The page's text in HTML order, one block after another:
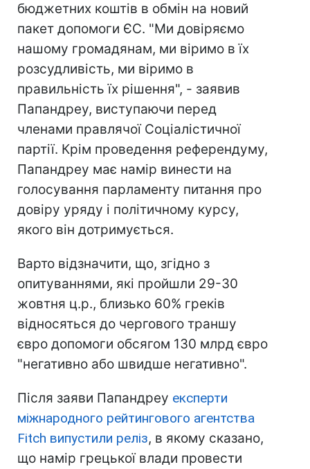
бюджетних коштів в обмін на новий
пакет допомоги ЄС. "Ми довіряємо
нашому громадянам, ми віримо в їх
розсудливість, ми віримо в
правильність їх рішення", - заявив
Папандреу, виступаючи перед
членами правлячої Соціалістичної
партії. Крім проведення референдуму,
Папандреу має намір винести на
голосування парламенту питання про
довіру уряду і політичному курсу,
якого він дотримується.
Варто відзначити, що, згідно з
опитуваннями, які пройшли 29-30
жовтня ц.р., близько 60% греків
відносяться до чергового траншу
євро допомоги обсягом 130 млрд євро
"негативно або швидше негативно".
Після заяви Папандреу експерти
міжнародного рейтингового агентства
Fitch випустили реліз, в якому сказано,
що намір грецької влади провести